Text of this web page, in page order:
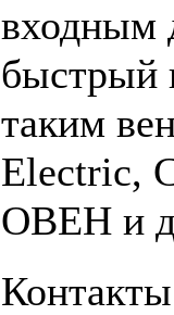
входным
быстрый
таким
Electric,
ОВЕН и